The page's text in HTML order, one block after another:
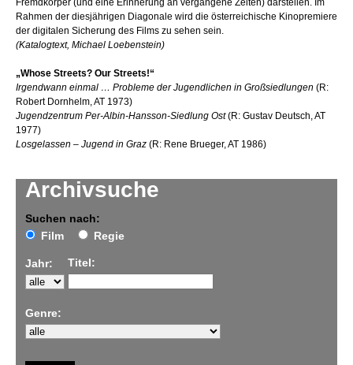
Archivsuche
Suchen nach:
Film
Regie
Jahr: Titel:
Genre:
Fremdkörper (und eine Erinnerung an vergangene Zeiten) darstellen. Im
Rahmen der diesjährigen Diagonale wird die österreichische Kinopremiere
der digitalen Sicherung des Films zu sehen sein.
(Katalogtext, Michael Loebenstein)
„Whose Streets? Our Streets!“
Irgendwann einmal … Probleme der Jugendlichen in Großsiedlungen (R:
Robert Dornhelm, AT 1973)
Jugendzentrum Per-Albin-Hansson-Siedlung Ost(R: Gustav Deutsch, AT
1977)
Losgelassen – Jugend in Graz (R: Rene Brueger, AT 1986)